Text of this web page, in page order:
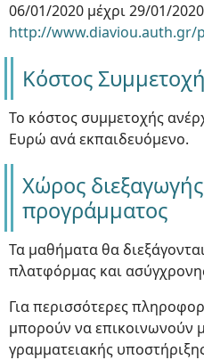
06/01/2020 μέχρι 29/01/
http://
Κόστος
Το κόστος συμμετοχής
Ευρώ ανά εκπαιδευόμενο.
Χώρος
προγράμματος
Τα μαθήματα θα
πλατφόρμας και
Για περισσότερες
μπορούν να επικοινωνούν
γραμματειακής